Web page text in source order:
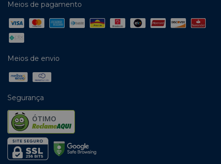
Meios de pagamento
Meios de envio
Segurança
ÓTIMO